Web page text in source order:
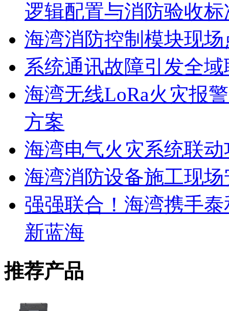
逻辑配置与消防验收标
海湾消防控制模块现
系统通讯故障引发全
海湾无线LoRa火灾报
方案
海湾电气火灾系统联
海湾消防设备施工现
强强联合！海湾携手
新蓝海
推荐产品